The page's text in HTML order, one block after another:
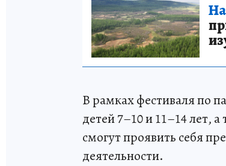
В рамках фестиваля по
детей 7–10 и 11–14 лет,
смогут проявить себя
деятельности.